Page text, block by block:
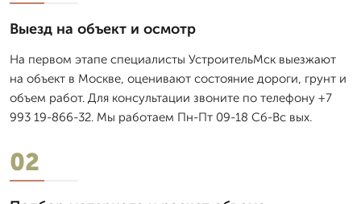
Выезд на объект и осмотр
На первом этапе специалисты УстроительМск выезжают
на объект в Москве, оценивают состояние дороги, грунт и
объем работ. Для консультации звоните по телефону +7
993 19-866-32. Мы работаем Пн-Пт 09-18 Сб-Вс вых.
02